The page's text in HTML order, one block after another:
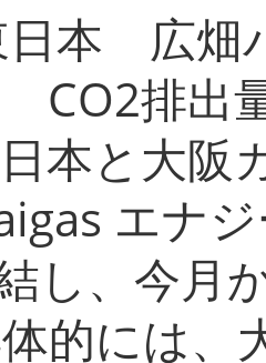
本 広畑
CO2排出
本と大阪
エナ
し、今月
的には、